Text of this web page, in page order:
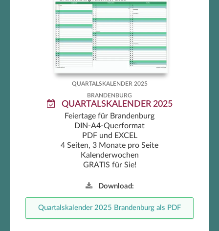
Brandenburg Quartalskalender
QUARTALSKALENDER 2025
BRANDENBURG
QUARTALSKALENDER 2025
Feiertage für Brandenburg
DIN-A4-Querformat
PDF und EXCEL
4 Seiten, 3 Monate pro Seite
Kalenderwochen
GRATIS für Sie!
Download:
Quartalskalender 2025 Brandenburg als PDF